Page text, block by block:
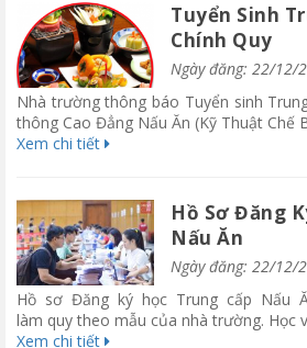
Tuyển Sinh
Chính Quy
Ngày đăng: 22/12/
Nhà trường thông báo Tuyển sinh
thông Cao Đẳng Nấu Ăn (Kỹ Thuật Chế
Xem chi tiết
Hồ Sơ Đăng
Nấu Ăn
Ngày đăng: 22/12/
Hồ sơ Đăng ký học Trung cấp Nấu
làm quy theo mẫu của nhà trường. Học
Xem chi tiết